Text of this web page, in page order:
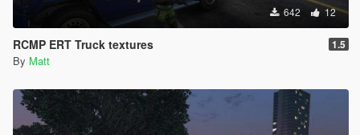
642 12
RCMP ERT Truck textures 1.5
By Matt